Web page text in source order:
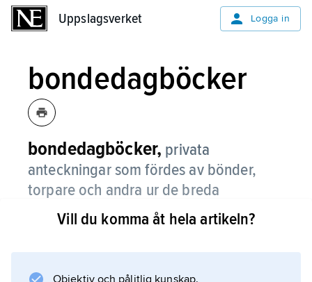
Uppslagsverket Logga in
bondedagböcker
bondedagböcker, privata
anteckningar som fördes av bönder,
torpare och andra ur de breda
folklagren under förindustriell tid.
noteringar rörande arbete och väder, men
Vill du komma åt hela artikeln?
Objektiv och pålitlig kunskap.